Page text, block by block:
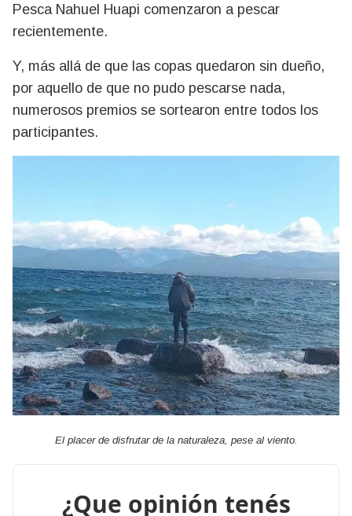
Pesca Nahuel Huapi comenzaron a pescar
recientemente.
Y, más allá de que las copas quedaron sin dueño,
por aquello de que no pudo pescarse nada,
numerosos premios se sortearon entre todos los
participantes.
El placer de disfrutar de la naturaleza, pese al viento.
¿Que opinión tenés